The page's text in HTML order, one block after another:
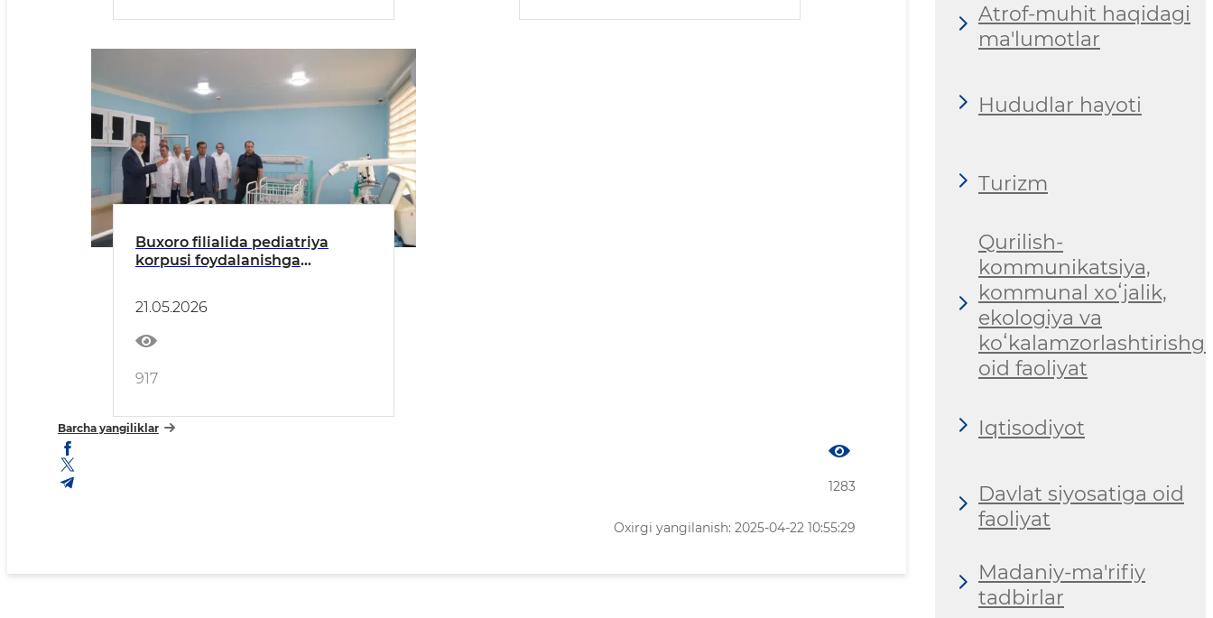
Buxoro filialida pediatriya
korpusi foydalanishga
21.05.2026
917
Barcha yangiliklar
1283
Oxirgi yangilanish: 2025-04-22 10:55:29
Atrof-muhit haqidagi
ma'lumotlar
Hududlar hayoti
Turizm
Qurilish-
kommunikatsiya,
kommunal xoʻjalik,
ekologiya va
oid faoliyat
Iqtisodiyot
Davlat siyosatiga oid
faoliyat
Madaniy-ma'rifiy
tadbirlar